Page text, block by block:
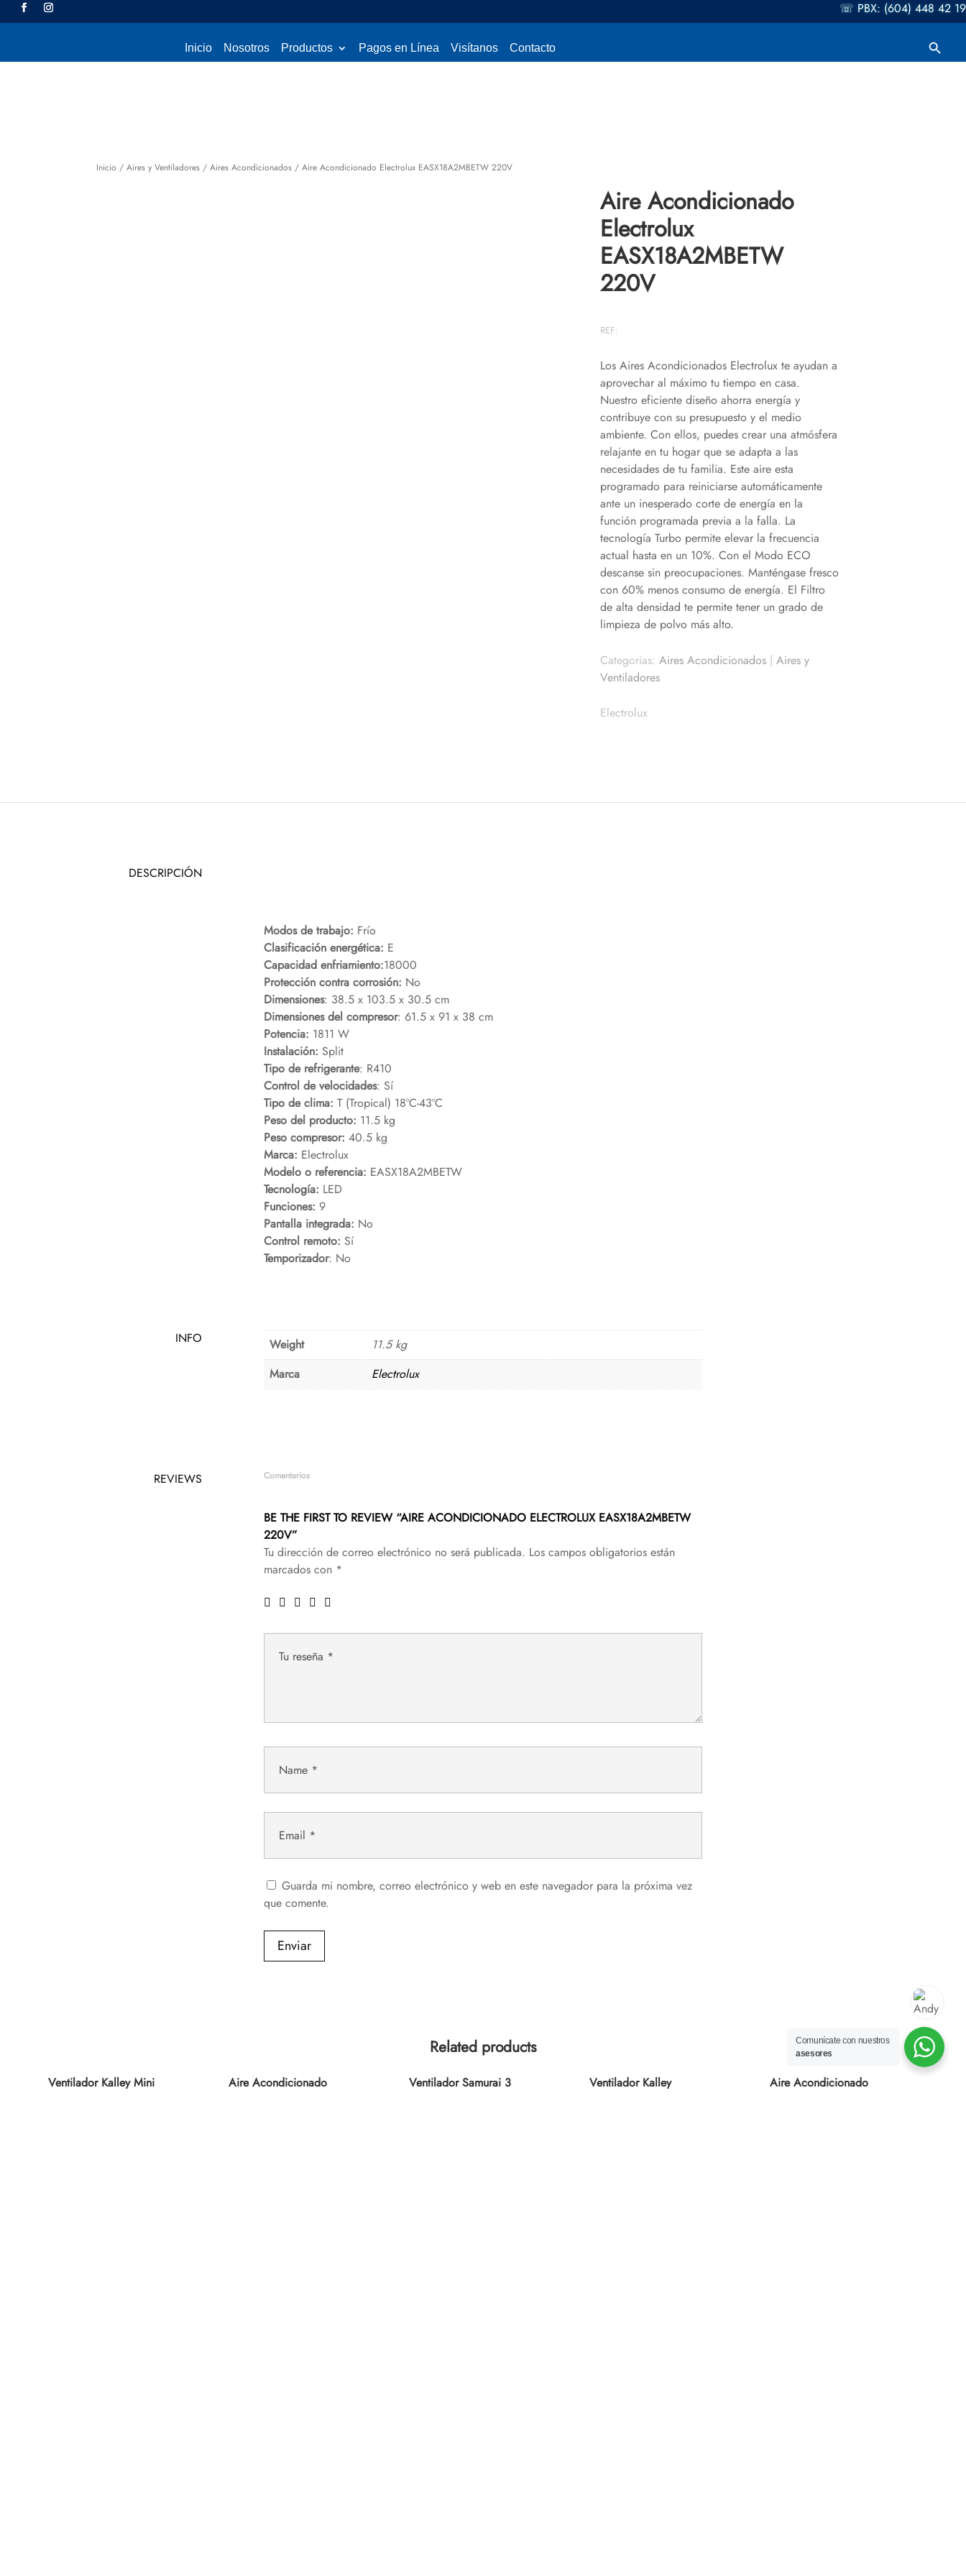
☏ PBX: (604) 448 42 19
Inicio Nosotros Productos Pagos en Línea Visítanos Contacto Buscar:
Inicio /Aires y Ventiladores /Aires Acondicionados / Aire Acondicionado Electrolux EASX18A2MBETW 220V
Aire Acondicionado
Electrolux
EASX18A2MBETW
220V
REF:
Los Aires Acondicionados Electrolux te ayudan a
aprovechar al máximo tu tiempo en casa.
Nuestro eficiente diseño ahorra energía y
contribuye con su presupuesto y el medio
ambiente. Con ellos, puedes crear una atmósfera
relajante en tu hogar que se adapta a las
necesidades de tu familia. Este aire esta
programado para reiniciarse automáticamente
ante un inesperado corte de energía en la
función programada previa a la falla. La
tecnología Turbo permite elevar la frecuencia
actual hasta en un 10%. Con el Modo ECO
descanse sin preocupaciones. Manténgase fresco
con 60% menos consumo de energía. El Filtro
de alta densidad te permite tener un grado de
limpieza de polvo más alto.
Categorias: Aires Acondicionados| Aires y
Ventiladores
Electrolux
DESCRIPCIÓN
Modos de trabajo: Frío
Clasificación energética: E
Capacidad enfriamiento:18000
Protección contra corrosión: No
Dimensiones: 38.5 x 103.5 x 30.5 cm
Dimensiones del compresor: 61.5 x 91 x 38 cm
Potencia: 1811 W
Instalación: Split
Tipo de refrigerante: R410
Control de velocidades: Sí
Tipo de clima: T (Tropical) 18ºC-43ºC
Peso del producto: 11.5 kg
Peso compresor: 40.5 kg
Marca: Electrolux
Modelo o referencia: EASX18A2MBETW
Tecnología: LED
Funciones: 9
Pantalla integrada: No
Control remoto: Sí
Temporizador: No
INFO Weight
11.5 kg
Marca
Electrolux
REVIEWS Comentarios
BE THE FIRST TO REVIEW “AIRE ACONDICIONADO ELECTROLUX EASX18A2MBETW
220V”
Tu dirección de correo electrónico no será publicada. Los campos obligatorios están
marcados con *
Guarda mi nombre, correo electrónico y web en este navegador para la próxima vez
que comente.
Enviar
Related products
Ventilador Kalley Mini
Aire Acondicionado
Ventilador Samurai 3
Ventilador Kalley
Aire Acondicionado
Comunícate con nuestros
asesores